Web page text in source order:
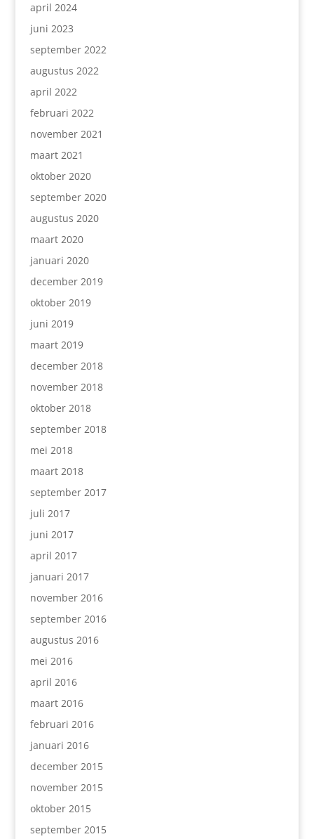
april 2024
juni 2023
september 2022
augustus 2022
april 2022
februari 2022
november 2021
maart 2021
oktober 2020
september 2020
augustus 2020
maart 2020
januari 2020
december 2019
oktober 2019
juni 2019
maart 2019
december 2018
november 2018
oktober 2018
september 2018
mei 2018
maart 2018
september 2017
juli 2017
juni 2017
april 2017
januari 2017
november 2016
september 2016
augustus 2016
mei 2016
april 2016
maart 2016
februari 2016
januari 2016
december 2015
november 2015
oktober 2015
september 2015